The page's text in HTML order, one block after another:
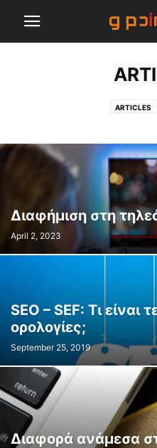
ARTICLES
Διαφήμιση στη
April 2, 2023
SEO – SEF: Τι είναι
ορολογίες;
September 25, 2019
Διαφορά ανάμεσα